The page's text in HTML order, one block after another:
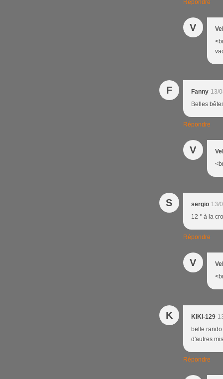
Répondre
V
F Fanny 13/
Belles
Répondre
V
S sergio 13/
12 ° à la
Répondre
V
K KIKI-129
belle
d'autres
Répondre